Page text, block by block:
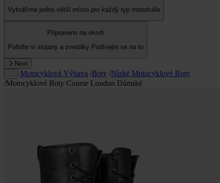
Vytváříme jedno větší místo pro každý typ motorkáře
Připraveno na okruh
Pořiďte si stojany a zvedáky Podívejte se na to
Next
Motocyklová Výbava /Boty /Nízké Motocyklové Boty
/Motocyklové Boty Course London Dámské